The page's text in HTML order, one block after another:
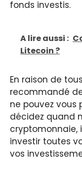
fonds investis.
A lire aussi :
Litecoin ?
En raison de
recommandé
ne pouvez vous
décidez quand
cryptomonnaie,
investir toutes
vos